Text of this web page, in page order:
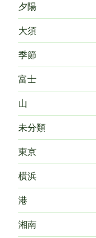
夕陽
大須
季節
富士
山
未分類
東京
横浜
港
湘南